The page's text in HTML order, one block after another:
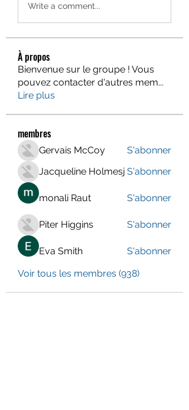
Write a comment...
À propos
Bienvenue sur le groupe ! Vous
pouvez contacter d'autres mem...
Lire plus
membres
Gervais McCoy
S'abonner
Jacqueline Holmesj S'abonner
monali Raut S'abonner
Piter Higgins S'abonner
Eva Smith
S'abonner
Voir tous les membres (938)